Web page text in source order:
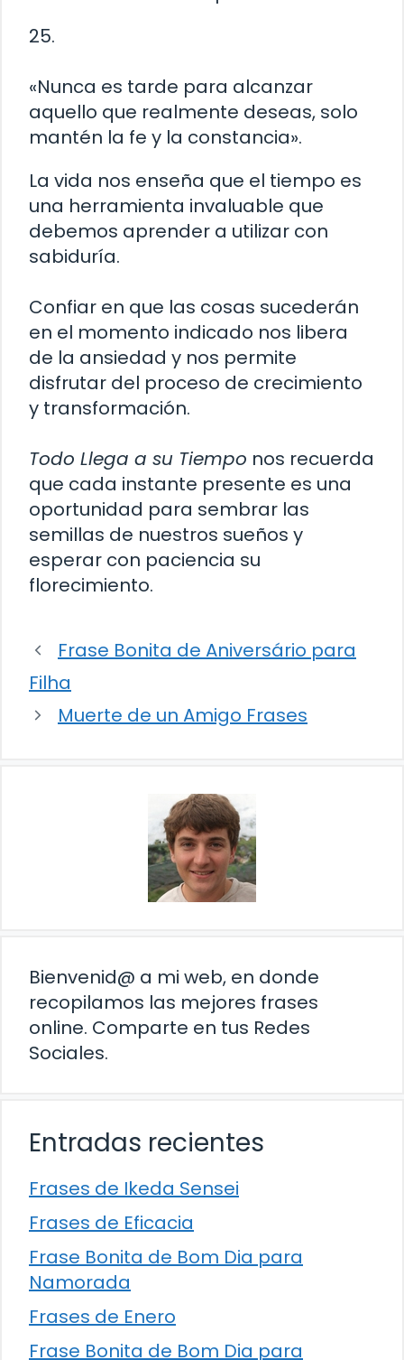
25.
«Nunca es tarde para alcanzar
aquello que realmente deseas, solo
mantén la fe y la constancia».
La vida nos enseña que el tiempo es
una herramienta invaluable que
debemos aprender a utilizar con
sabiduría.
Confiar en que las cosas sucederán
en el momento indicado nos libera
de la ansiedad y nos permite
disfrutar del proceso de crecimiento
y transformación.
Todo Llega a su Tiempo nos recuerda
que cada instante presente es una
oportunidad para sembrar las
semillas de nuestros sueños y
esperar con paciencia su
florecimiento.
Frase Bonita de Aniversário para
Filha
Muerte de un Amigo Frases
Bienvenid@ a mi web, en donde
recopilamos las mejores frases
online. Comparte en tus Redes
Sociales.
Entradas recientes
Frases de Ikeda Sensei
Frases de Eficacia
Frase Bonita de Bom Dia para
Namorada
Frases de Enero
Frase Bonita de Bom Dia para